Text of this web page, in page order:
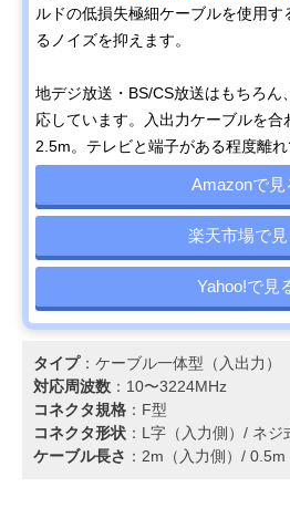
ルドの低損失極細ケーブルを使用す
るノイズを抑えます。
地デジ放送・BS/CS放送はもちろん
応しています。入出力ケーブルを合
2.5m。テレビと端子がある程度離れ
Amazonで見
楽天市場で見
Yahoo!で見
タイプ：ケーブル一体型（入出力）
対応周波数 ：10〜3224MHz
コネクタ規格 ：F型
コネクタ形状 ：L字（入力側）/ ネジ
ケーブル長さ ：2m（入力側）/ 0.5m